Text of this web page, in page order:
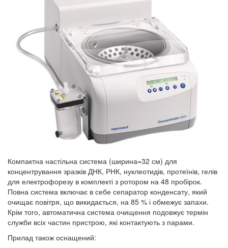
Компактна настільна система (ширина=32 см) для
концентрування зразків ДНК, РНК, нуклеотидів, протеїнів, гелів
для електрофорезу в комплекті з ротором на 48 пробірок.
Повна система включає в себе сепаратор конденсату, який
очищає повітря, що викидається, на 85 % і обмежує запахи.
Крім того, автоматична система очищення подовжує термін
служби всіх частин пристрою, які контактують з парами.
Прилад також оснащений: